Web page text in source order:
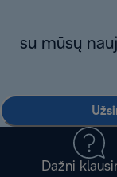
su mūsų
Dažni